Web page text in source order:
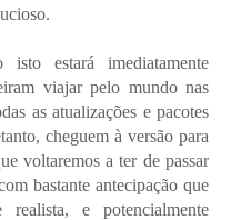
estará imediatamente
viajar pelo mundo nas
as atualizações e pacotes
cheguem à versão para
voltaremos a ter de passar
bastante antecipação que
realista, e potencialmente